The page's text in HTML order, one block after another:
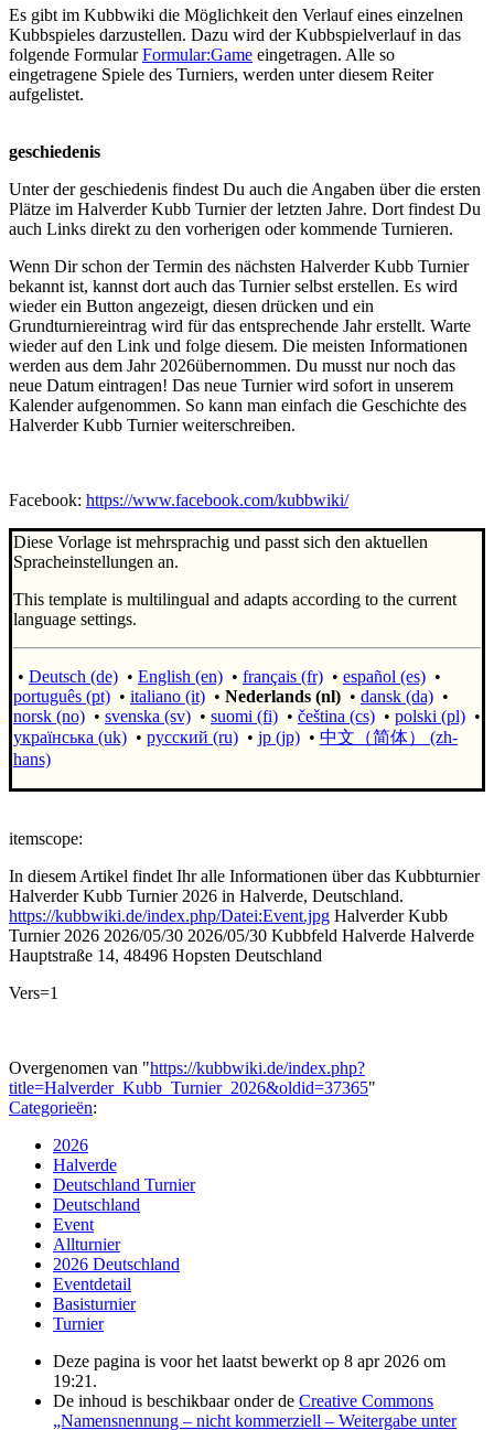
Es gibt im Kubbwiki die Möglichkeit den Verlauf eines einzelnen
Kubbspieles darzustellen. Dazu wird der Kubbspielverlauf in das
folgende FormularFormular:Game eingetragen. Alle so
eingetragene Spiele des Turniers, werden unter diesem Reiter
aufgelistet.
geschiedenis
Unter der geschiedenis findest Du auch die Angaben über die ersten
Plätze im Halverder Kubb Turnier der letzten Jahre. Dort findest Du
auch Links direkt zu den vorherigen oder kommende Turnieren.
Wenn Dir schon der Termin des nächsten Halverder Kubb Turnier
bekannt ist, kannst dort auch das Turnier selbst erstellen. Es wird
wieder ein Button angezeigt, diesen drücken und ein
Grundturniereintrag wird für das entsprechende Jahr erstellt. Warte
wieder auf den Link und folge diesem. Die meisten Informationen
werden aus dem Jahr 2026übernommen. Du musst nur noch das
neue Datum eintragen! Das neue Turnier wird sofort in unserem
Kalender aufgenommen. So kann man einfach die Geschichte des
Halverder Kubb Turnier weiterschreiben.
Facebook: https://www.facebook.com/kubbwiki/
Diese Vorlage ist mehrsprachig und passt sich den aktuellen
Spracheinstellungen an.
This template is multilingual and adapts according to the current
language settings.
• Deutsch (de) • English (en) • français (fr) • español (es) •
português (pt) • italiano (it) • Nederlands (nl) • dansk (da) •
norsk (no) • svenska (sv) • suomi (fi) • čeština (cs) • polski (pl) •
українська (uk) • русский (ru) • jp (jp) • 中文（简体）‎ (zh-
hans)
itemscope:
In diesem Artikel findet Ihr alle Informationen über das Kubbturnier
Halverder Kubb Turnier 2026 in Halverde, Deutschland.
https://kubbwiki.de/index.php/Datei:Event.jpg Halverder Kubb
Turnier 2026 2026/05/30 2026/05/30 Kubbfeld Halverde Halverde
Hauptstraße 14, 48496 Hopsten Deutschland
Vers=1
Overgenomen van "https://kubbwiki.de/index.php?
title=Halverder_Kubb_Turnier_2026&oldid=37365"
Categorieën:
2026
Halverde
Deutschland Turnier
Deutschland
Event
Allturnier
2026 Deutschland
Eventdetail
Basisturnier
Turnier
Deze pagina is voor het laatst bewerkt op 8 apr 2026 om
19:21.
De inhoud is beschikbaar onder de Creative Commons
„Namensnennung – nicht kommerziell – Weitergabe unter